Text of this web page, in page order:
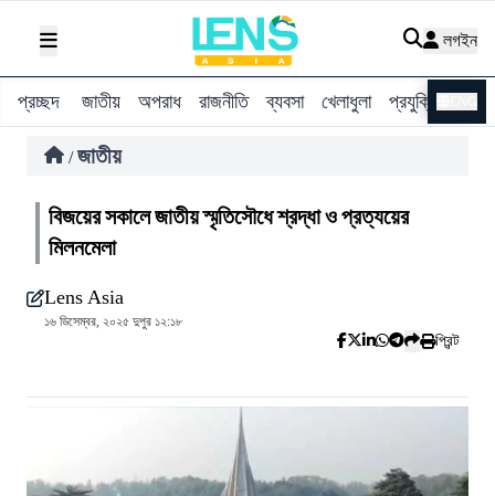
লগইন
প্রচ্ছদ জাতীয় অপরাধ রাজনীতি ব্যবসা খেলাধুলা প্রযুক্তি
/ জাতীয়
বিজয়ের সকালে জাতীয় স্মৃতিসৌধে শ্রদ্ধা ও প্রত্যয়ের
মিলনমেলা
Lens Asia
১৬ ডিসেম্বর, ২০২৫ দুপুর ১২:১৮
প্রিন্ট